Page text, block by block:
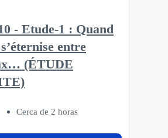
- Etude-1 : Quand
entre
(ÉTUDE
Cerca de 2 horas